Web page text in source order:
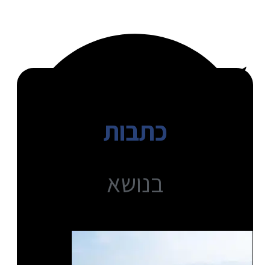
כתבות
בנושא